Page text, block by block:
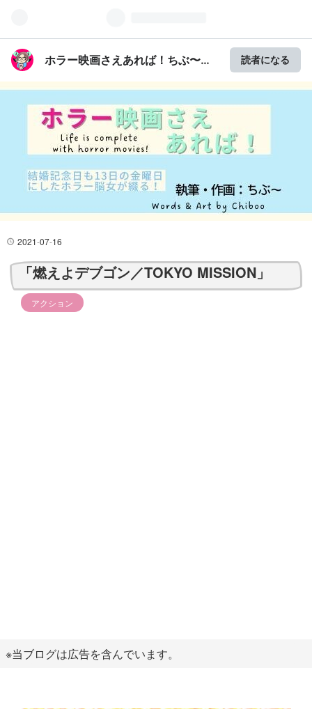
ホラー映画さえあれば！ちぶ〜の
読者になる
2021-07-16
「燃えよデブゴン／TOKYO MISSION」
アクション
※当ブログは広告を含んでいます。